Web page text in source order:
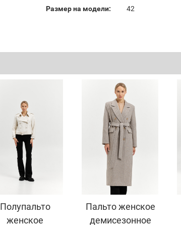
Размер на модели:
42
Полупальто
женское
Пальто женское
демисезонное